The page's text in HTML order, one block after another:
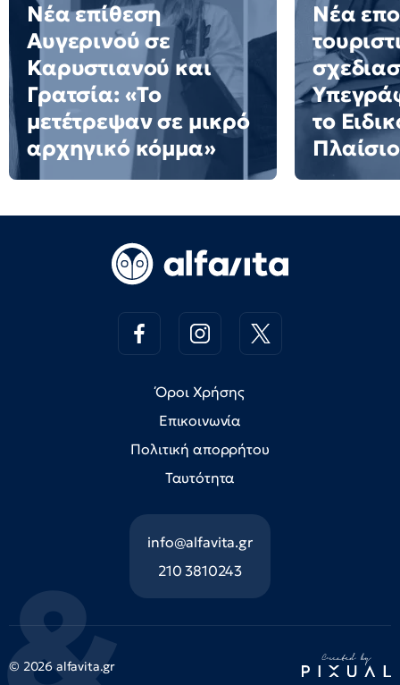
Νέα επίθεση
Αυγερινού σε
Καρυστιανού και
Γρατσία: «Το
μετέτρεψαν σε μικρό
αρχηγικό κόμμα»
Νέα
το
Πλαίσιο
Όροι Χρήσης
Επικοινωνία
Πολιτική απορρήτου
Ταυτότητα
info@alfavita.gr
210 3810243
© 2026 alfavita.gr